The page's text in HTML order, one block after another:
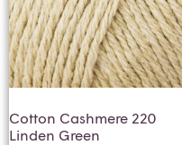
Cotton Cashmere 220
Linden Green